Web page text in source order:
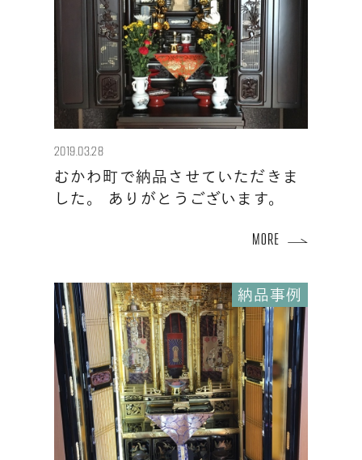
2019.03.28
むかわ町で納品させていただきま
した。 ありがとうございます。
納品事例